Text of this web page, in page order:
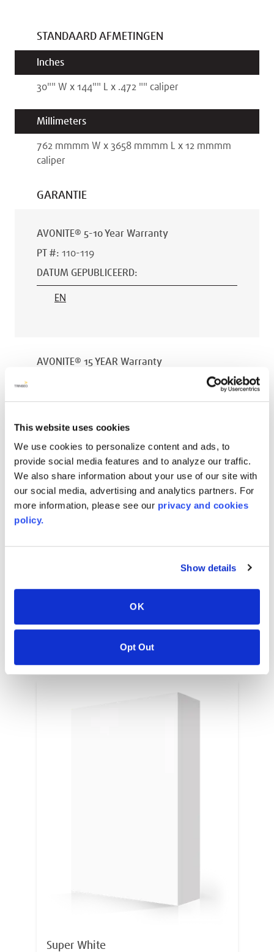
This website uses cookies
We use cookies to personalize content and ads, to
provide social media features and to analyze our traffic.
We also share information about your use of our site with
our social media, advertising and analytics partners. For
more information, please see our privacy and cookies
policy.
Show details
OK
Opt Out
STANDAARD AFMETINGEN
Inches
30"" W x 144"" L x .472 "" caliper
Millimeters
762 mmmm W x 3658 mmmm L x 12 mmmm
caliper
GARANTIE
AVONITE® 5-10 Year Warranty
PT #: 110-119
DATUM GEPUBLICEERD:
EN
AVONITE® 15 YEAR Warranty
DATUM GEPUBLICEERD:
EN
AVONITE® 10 YEAR ADVANC3
Warranty
PT #
DATUM GEPUBLICEERD:
Super White